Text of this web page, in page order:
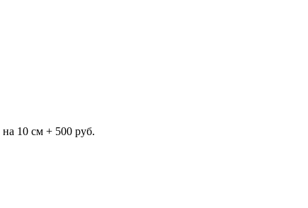
10 см + 500 руб.